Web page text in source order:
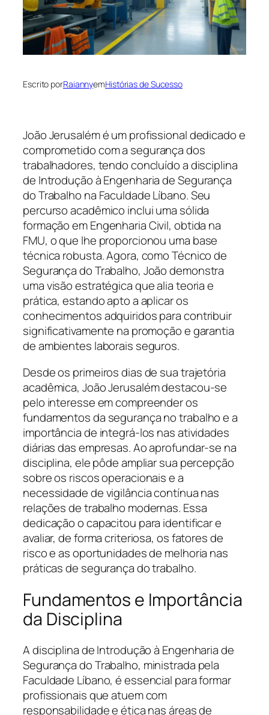
Escrito porRaiannyemHistórias de Sucesso
João Jerusalém é um profissional dedicado e
comprometido com a segurança dos
trabalhadores, tendo concluído a disciplina
de Introdução à Engenharia de Segurança
do Trabalho na Faculdade Líbano. Seu
percurso acadêmico inclui uma sólida
formação em Engenharia Civil, obtida na
FMU, o que lhe proporcionou uma base
técnica robusta. Agora, como Técnico de
Segurança do Trabalho, João demonstra
uma visão estratégica que alia teoria e
prática, estando apto a aplicar os
conhecimentos adquiridos para contribuir
significativamente na promoção e garantia
de ambientes laborais seguros.
Desde os primeiros dias de sua trajetória
acadêmica, João Jerusalém destacou-se
pelo interesse em compreender os
fundamentos da segurança no trabalho e a
importância de integrá-los nas atividades
diárias das empresas. Ao aprofundar-se na
disciplina, ele pôde ampliar sua percepção
sobre os riscos operacionais e a
necessidade de vigilância contínua nas
relações de trabalho modernas. Essa
dedicação o capacitou para identificar e
avaliar, de forma criteriosa, os fatores de
risco e as oportunidades de melhoria nas
práticas de segurança do trabalho.
Fundamentos e Importância
da Disciplina
A disciplina de Introdução à Engenharia de
Segurança do Trabalho, ministrada pela
Faculdade Líbano, é essencial para formar
profissionais que atuem com
responsabilidade e ética nas áreas de